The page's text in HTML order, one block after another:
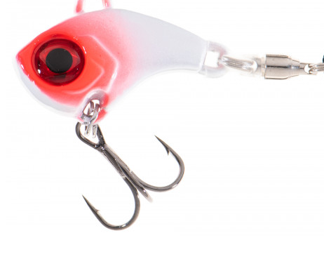
ЧОВНИ ТА МОТОРИ